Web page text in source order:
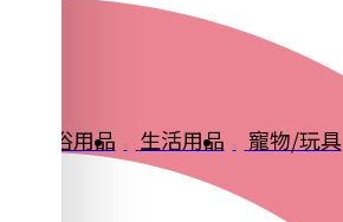
衛浴用品 生活用品 寵物/玩具